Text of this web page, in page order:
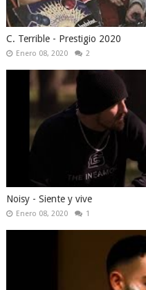
C. Terrible - Prestigio 2020
Enero 08, 2020 2
Noisy - Siente y vive
Enero 08, 2020 1